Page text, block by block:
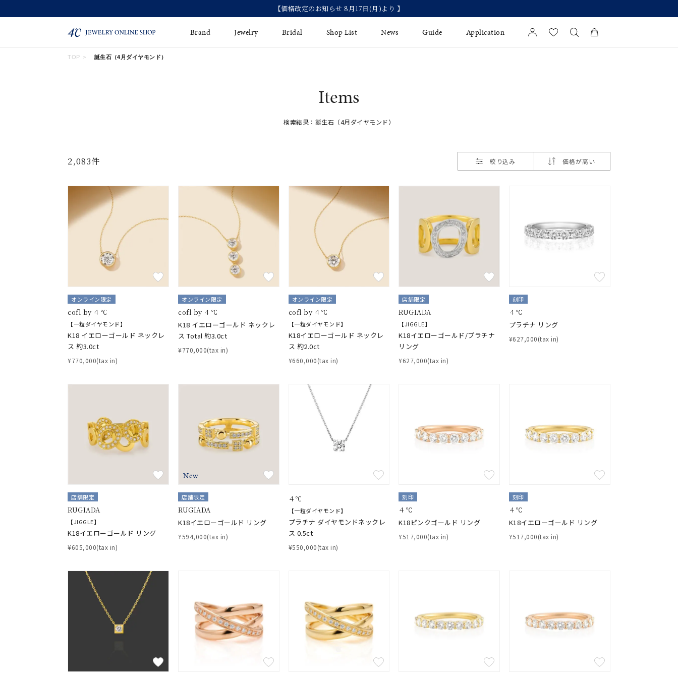
【価格改定のお知らせ 8月17日(月)より 】
Brand Jewelry
誕生石
時計 ジュエリーポーチ アジャスター
ブライダルリングはこ
Bridal Shop List News Guide
ジュエリーケア
Application
TOP 誕生石（4月ダイヤモンド）
Items
検索結果：誕生石（4月ダイヤモンド）
2,083件 絞り込み 価格が高い
オンライン限定
cofl by ４℃
【一粒ダイヤモンド】
K18 イエローゴールド ネックレ
ス 約3.0ct
¥770,000(tax in)
オンライン限定
cofl by ４℃
K18 イエローゴールド ネックレ
ス Total 約3.0ct
¥770,000(tax in)
オンライン限定
cofl by ４℃
【一粒ダイヤモンド】
K18イエローゴールド ネックレ
ス 約2.0ct
¥660,000(tax in)
店舗限定
RUGIADA
【JIGGLE】
K18イエローゴールド/プラチナ
リング
¥627,000(tax in)
刻印
４℃
プラチナ リング
¥627,000(tax in)
店舗限定
RUGIADA
【JIGGLE】
K18イエローゴールド リング
¥605,000(tax in)
New
店舗限定
RUGIADA
K18イエローゴールド リング
¥594,000(tax in)
４℃
【一粒ダイヤモンド】
プラチナ ダイヤモンドネックレ
ス 0.5ct
¥550,000(tax in)
刻印
４℃
K18ピンクゴールド リング
¥517,000(tax in)
刻印
４℃
K18イエローゴールド リング
¥517,000(tax in)